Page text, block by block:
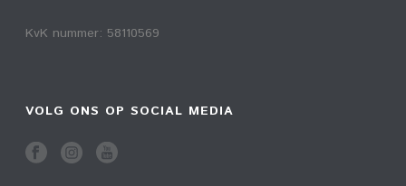
KvK nummer: 58110569
VOLG ONS OP SOCIAL MEDIA